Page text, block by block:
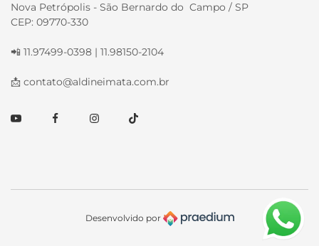
Nova Petrópolis - São Bernardo do Campo / SP
CEP: 09770-330
📲 11.97499-0398 | 11.98150-2104
📩 contato@aldineimata.com.br
YoutubeFacebookInstagramTikTok
Desenvolvido por